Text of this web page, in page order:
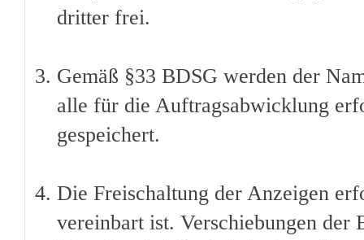
dritter frei.
Gemäß §33 BDSG werden der
alle für die Auftragsabwicklung
gespeichert.
Die Freischaltung der Anzeigen
vereinbart ist. Verschiebungen der